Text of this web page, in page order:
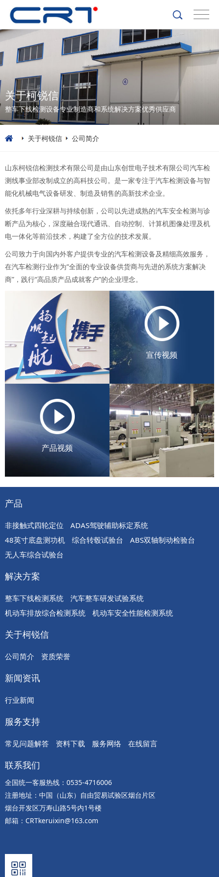
关于柯锐信
整车下线检测设备专业制造商和系统解决方案优秀供应商
关于柯锐信 公司简介
山东柯锐信检测技术有限公司是由山东创世电子技术有限公司汽车检
测线事业部改制成立的高科技公司。是一家专注于汽车检测设备与智
能化机械电气设备研发、制造及销售的高新技术企业。
依托多年行业深耕与持续创新，公司以先进成熟的汽车安全检测与诊
断产品为核心，深度融合现代通讯、自动控制、计算机图像处理及机
电一体化等前沿技术，构建了全方位的技术发展。
公司致力于向国内外客户提供专业的汽车检测设备及精细高效服务，
在汽车检测行业作为“全面的专业设备供货商与先进的系统方案解决
商”，践行“高品质产品成就客户”的企业理念。
宣传视频
产品视频
产品
非接触式四轮定位
ADAS驾驶辅助标定系统
48英寸底盘测功机
综合转毂试验台
ABS双轴制动检验台
无人车综合试验台
解决方案
整车下线检测系统
汽车整车研发试验系统
机动车排放综合检测系统
机动车安全性能检测系统
关于柯锐信
公司简介 资质荣誉
新闻资讯
行业新闻
服务支持
常见问题解答 资料下载 服务网络 在线留言
联系我们
全国统一客服热线：0535-4716006
注册地址：中国（山东）自由贸易试验区烟台片区
烟台开发区万寿山路5号内1号楼
邮箱：CRTkeruixin@163.com